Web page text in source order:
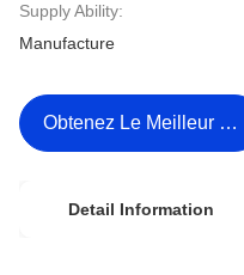
Supply Ability:
Manufacture
Obtenez Le Meilleur Prix
Detail Information